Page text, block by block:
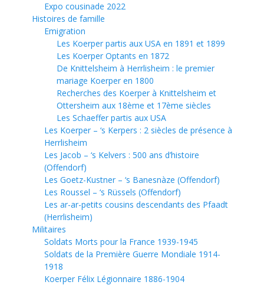
Expo cousinade 2022
Histoires de famille
Emigration
Les Koerper partis aux USA en 1891 et 1899
Les Koerper Optants en 1872
De Knittelsheim à Herrlisheim : le premier
mariage Koerper en 1800
Recherches des Koerper à Knittelsheim et
Ottersheim aux 18ème et 17ème siècles
Les Schaeffer partis aux USA
Les Koerper – ‘s Kerpers : 2 siècles de présence à
Herrlisheim
Les Jacob – ‘s Kelvers : 500 ans d’histoire
(Offendorf)
Les Goetz-Kustner – ‘s Banesnàze (Offendorf)
Les Roussel – ‘s Rüssels (Offendorf)
Les ar-ar-petits cousins descendants des Pfaadt
(Herrlisheim)
Militaires
Soldats Morts pour la France 1939-1945
Soldats de la Première Guerre Mondiale 1914-
1918
Koerper Félix Légionnaire 1886-1904